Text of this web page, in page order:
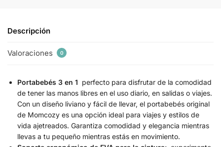
Descripción
Valoraciones 0
Portabebés 3 en 1 perfecto para disfrutar de la comodidad
de tener las manos libres en el uso diario, en salidas o viajes.
Con un diseño liviano y fácil de llevar, el portabebés original
de Momcozy es una opción ideal para viajes y estilos de
vida ajetreados. Garantiza comodidad y elegancia mientras
llevas a tu pequeño mientras estás en movimiento.